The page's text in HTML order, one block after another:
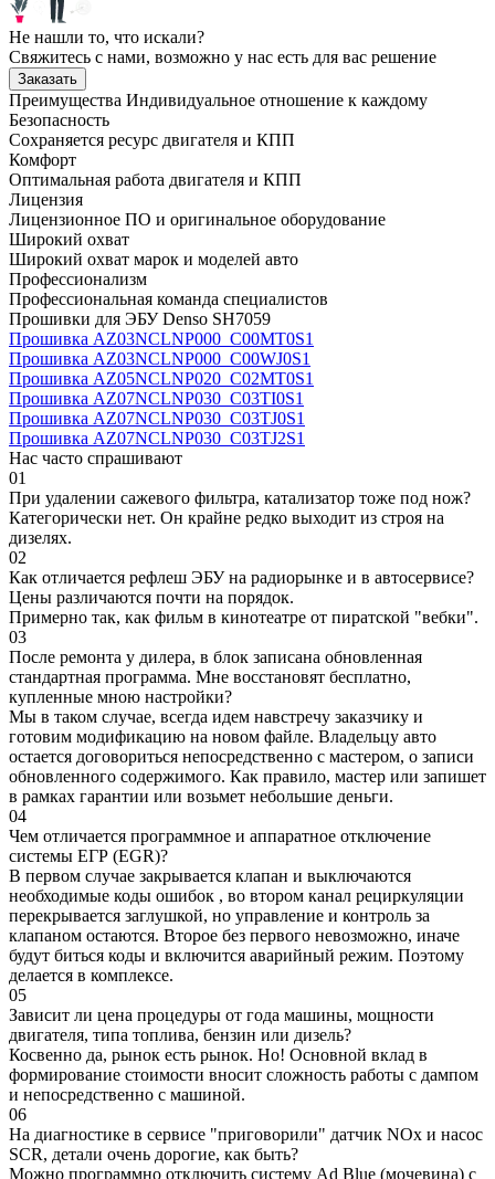
Не нашли то, что искали?
Свяжитесь с нами, возможно у нас есть для вас решение
Заказать
Преимущества Индивидуальное отношение к каждому
Безопасность
Сохраняется ресурс двигателя и КПП
Комфорт
Оптимальная работа двигателя и КПП
Лицензия
Лицензионное ПО и оригинальное оборудование
Широкий охват
Широкий охват марок и моделей авто
Профессионализм
Профессиональная команда специалистов
Прошивки для ЭБУ Denso SH7059
Прошивка AZ03NCLNP000_C00MT0S1
Прошивка AZ03NCLNP000_C00WJ0S1
Прошивка AZ05NCLNP020_C02MT0S1
Прошивка AZ07NCLNP030_C03TI0S1
Прошивка AZ07NCLNP030_C03TJ0S1
Прошивка AZ07NCLNP030_C03TJ2S1
Нас часто спрашивают
01
При удалении сажевого фильтра, катализатор тоже под нож?
Категорически нет. Он крайне редко выходит из строя на
дизелях.
02
Как отличается рефлеш ЭБУ на радиорынке и в автосервисе?
Цены различаются почти на порядок.
Примерно так, как фильм в кинотеатре от пиратской "вебки".
03
После ремонта у дилера, в блок записана обновленная
стандартная программа. Мне восстановят бесплатно,
купленные мною настройки?
Мы в таком случае, всегда идем навстречу заказчику и
готовим модификацию на новом файле. Владельцу авто
остается договориться непосредственно с мастером, о записи
обновленного содержимого. Как правило, мастер или запишет
в рамках гарантии или возьмет небольшие деньги.
04
Чем отличается программное и аппаратное отключение
системы ЕГР (EGR)?
В первом случае закрывается клапан и выключаются
необходимые коды ошибок , во втором канал рециркуляции
перекрывается заглушкой, но управление и контроль за
клапаном остаются. Второе без первого невозможно, иначе
будут биться коды и включится аварийный режим. Поэтому
делается в комплексе.
05
Зависит ли цена процедуры от года машины, мощности
двигателя, типа топлива, бензин или дизель?
Косвенно да, рынок есть рынок. Но! Основной вклад в
формирование стоимости вносит сложность работы с дампом
и непосредственно с машиной.
06
На диагностике в сервисе "приговорили" датчик NOx и насос
SCR, детали очень дорогие, как быть?
Можно программно отключить систему Ad Blue (мочевина) с